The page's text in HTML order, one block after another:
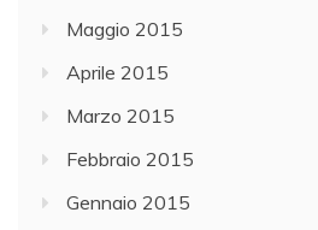
Maggio 2015
Aprile 2015
Marzo 2015
Febbraio 2015
Gennaio 2015